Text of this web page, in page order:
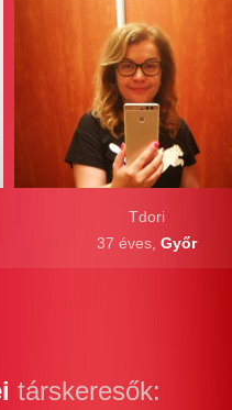
Tdori
37 éves, Győr
társkeresők: